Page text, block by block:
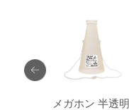
メガホン 半透明